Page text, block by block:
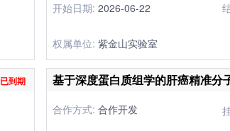
开始日期: 2026-06-22
权属单位: 紫金山实验室
已到期
合作方式: 合作开发